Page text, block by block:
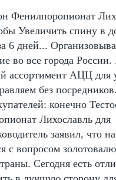
Фенилпоропионат
Увеличить спину в
6 дней...
во все города
ассортимент АЦЦ для
без
конечно
Лихославль для
заявил, что
с вопросом
Сегодня есть